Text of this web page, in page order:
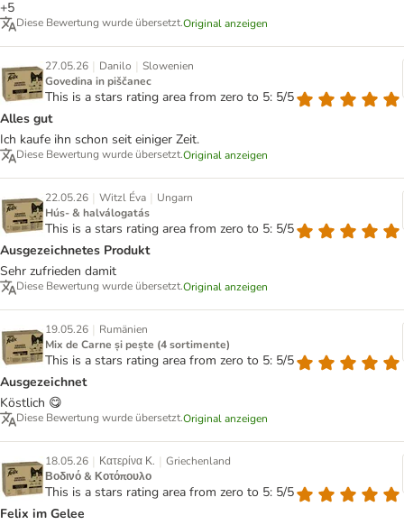
+5
Diese Bewertung wurde übersetzt.Original anzeigen
27.05.26 | Danilo | Slowenien
Govedina in piščanec
This is a stars rating area from zero to 5: 5/5
Alles gut
Ich kaufe ihn schon seit einiger Zeit.
Diese Bewertung wurde übersetzt.Original anzeigen
22.05.26 | Witzl Éva | Ungarn
Hús- & halválogatás
This is a stars rating area from zero to 5: 5/5
Ausgezeichnetes Produkt
Sehr zufrieden damit
Diese Bewertung wurde übersetzt.Original anzeigen
19.05.26 | Rumänien
Mix de Carne și pește (4 sortimente)
This is a stars rating area from zero to 5: 5/5
Ausgezeichnet
Köstlich 😋
Diese Bewertung wurde übersetzt.Original anzeigen
18.05.26 | Κατερίνα Κ. | Griechenland
Βοδινό & Κοτόπουλο
This is a stars rating area from zero to 5: 5/5
Felix im Gelee